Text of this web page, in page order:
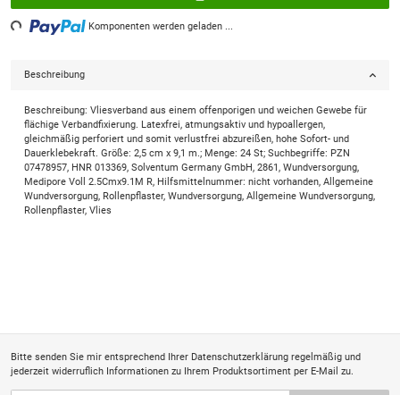
Komponenten werden geladen ...
Beschreibung
Beschreibung: Vliesverband aus einem offenporigen und weichen Gewebe für
flächige Verbandfixierung. Latexfrei, atmungsaktiv und hypoallergen,
gleichmäßig perforiert und somit verlustfrei abzureißen, hohe Sofort- und
Dauerklebekraft. Größe: 2,5 cm x 9,1 m.; Menge: 24 St; Suchbegriffe: PZN
07478957, HNR 013369, Solventum Germany GmbH, 2861, Wundversorgung,
Medipore Voll 2.5Cmx9.1M R, Hilfsmittelnummer: nicht vorhanden, Allgemeine
Wundversorgung, Rollenpflaster, Wundversorgung, Allgemeine Wundversorgung,
Rollenpflaster, Vlies
Bitte senden Sie mir entsprechend Ihrer Datenschutzerklärung regelmäßig und
jederzeit widerruflich Informationen zu Ihrem Produktsortiment per E-Mail zu.